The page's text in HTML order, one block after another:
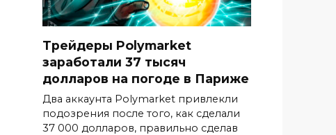
Трейдеры Polymarket
заработали 37 тысяч
долларов на погоде в Париже
Два аккаунта Polymarket привлекли
подозрения после того, как сделали
37 000 долларов, правильно сделав